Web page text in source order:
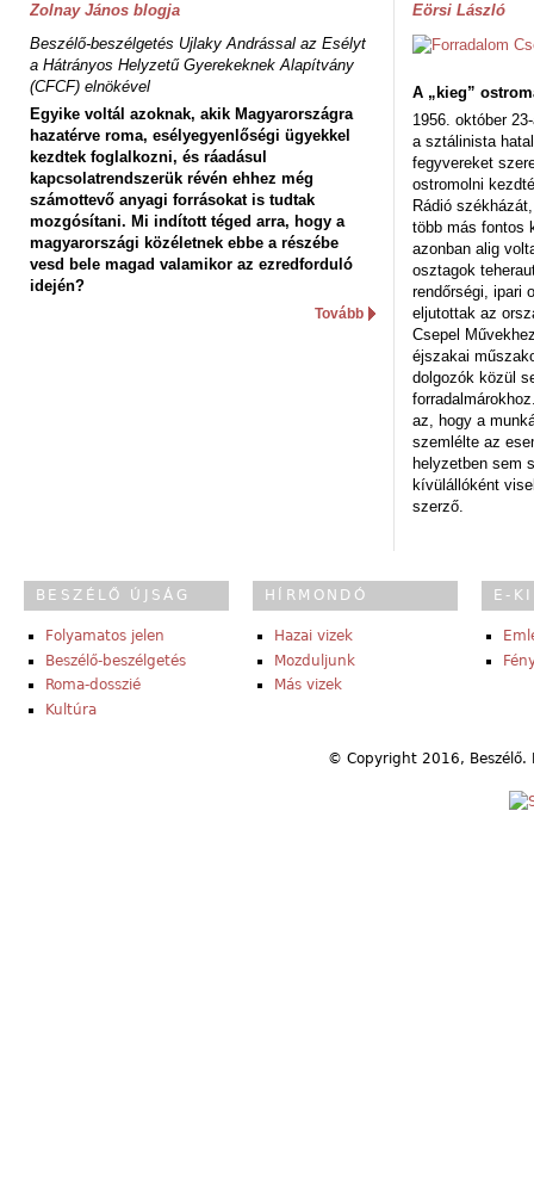
Zolnay János blogja
Beszélő-beszélgetés Ujlaky Andrással az Esélyt
a Hátrányos Helyzetű Gyerekeknek Alapítvány
(CFCF) elnökével
Egyike voltál azoknak, akik Magyarországra
hazatérve roma, esélyegyenlőségi ügyekkel
kezdtek foglalkozni, és ráadásul
kapcsolatrendszerük révén ehhez még
számottevő anyagi forrásokat is tudtak
mozgósítani. Mi indított téged arra, hogy a
magyarországi közéletnek ebbe a részébe
vesd bele magad valamikor az ezredforduló
idején?
Tovább
Eörsi László
A „kieg”
1956. október
a sztálinista
fegyvereket
ostromolni
Rádió
több más fontos
azonban alig
osztagok
rendőrségi, ipari
eljutottak az
Csepel
éjszakai
dolgozók közül
az, hogy a
szemlélte az
helyzetben sem
kívülállóként
szerző.
BESZÉLŐ ÚJSÁG
Folyamatos jelen
Beszélő-beszélgetés
Roma-dosszié
Kultúra
HÍRMONDÓ
Hazai vizek
Mozduljunk
Más vizek
E-
© Copyright 2016,